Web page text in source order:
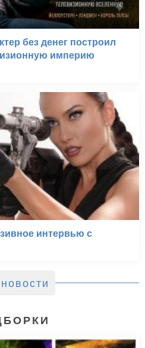
без денег построил
империю
интервью с